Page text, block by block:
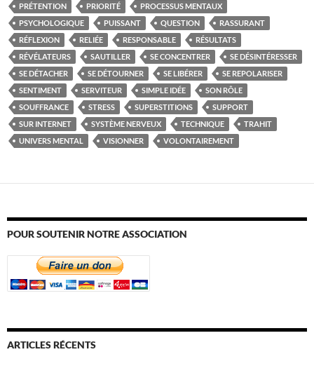
PRÉTENTION
PRIORITÉ
PROCESSUS MENTAUX
PSYCHOLOGIQUE
PUISSANT QUESTION
RASSURANT
RÉFLEXION
RELIÉE RESPONSABLE
RÉSULTATS
RÉVÉLATEURS
SAUTILLER SE CONCENTRER
SE DÉSINTÉRESSER
SE DÉTACHER
SE DÉTOURNER SE LIBÉRER
SE REPOLARISER
SENTIMENT
SERVITEUR SIMPLE IDÉE
SON RÔLE
SOUFFRANCE
STRESS SUPERSTITIONS
SUPPORT
SUR INTERNET
SYSTÈME NERVEUX TECHNIQUE
TRAHIT
UNIVERS MENTAL
VISIONNER VOLONTAIREMENT
POUR SOUTENIR NOTRE ASSOCIATION
ARTICLES RÉCENTS